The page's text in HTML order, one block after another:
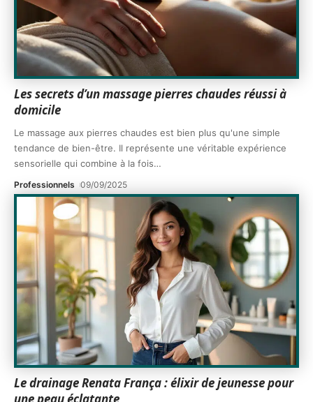
Les secrets d’un massage pierres chaudes réussi à
domicile
Le massage aux pierres chaudes est bien plus qu'une simple
tendance de bien-être. Il représente une véritable expérience
sensorielle qui combine à la fois…
Professionnels 09/09/2025
Le drainage Renata França : élixir de jeunesse pour